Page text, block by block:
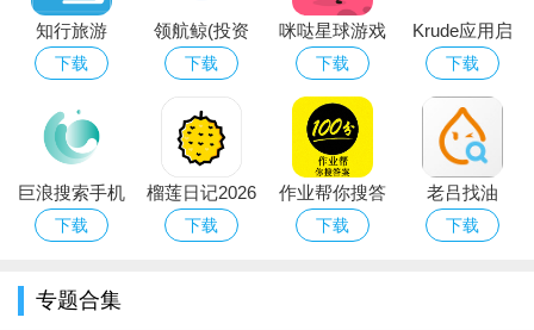
学习强国app官方版功能
优质内容权威发布，内容多样。
2、视频
精彩视频尽收眼底，资源丰富。
3、消息
知行旅游
下载
领航鲸(投资
资讯)app
下载
咪哒星球游戏
交友APP
下载
Krude应用启
动器app下载
最新版
下载
巨浪搜索手机
app
下载
榴莲日记2026
官方最新版下
下载
作业帮你搜答
案APP
下载
老吕找油
下载
专题合集